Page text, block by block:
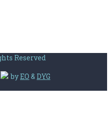
Reserved
byEO & DYG